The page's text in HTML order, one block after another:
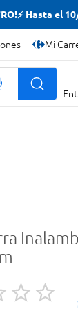
Hasta el
Mi